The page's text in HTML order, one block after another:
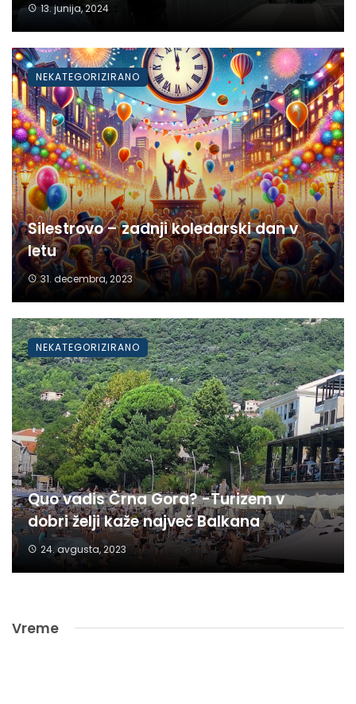
13. junija, 2024
Silestrovo – zadnji koledarski dan v
letu
31. decembra, 2023
NEKATEGORIZIRANO
Quo vadis Črna Gora? -Turizem v
dobri želji kaže največ Balkana
24. avgusta, 2023
NEKATEGORIZIRANO
Vreme